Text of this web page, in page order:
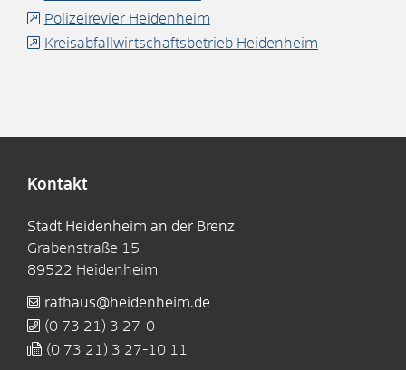
Polizeirevier Heidenheim
Kreisabfallwirtschaftsbetrieb Heidenheim
Kontakt
Stadt Heidenheim an der Brenz
Grabenstraße 15
89522 Heidenheim
rathaus@heidenheim.de
(0 73 21) 3 27-0
(0 73 21) 3 27-10 11